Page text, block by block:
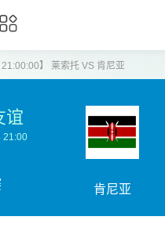
21:00:00】 莱索托 VS 肯尼亚
谊
21:00
肯尼亚